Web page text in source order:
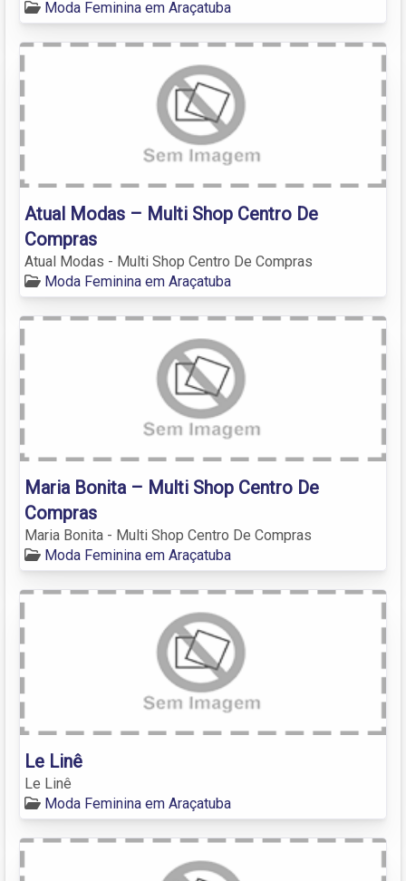
Moda Feminina em Araçatuba
Atual Modas – Multi Shop Centro De
Compras
Atual Modas - Multi Shop Centro De Compras
Moda Feminina em Araçatuba
Maria Bonita – Multi Shop Centro De
Compras
Maria Bonita - Multi Shop Centro De Compras
Moda Feminina em Araçatuba
Le Linê
Le Linê
Moda Feminina em Araçatuba